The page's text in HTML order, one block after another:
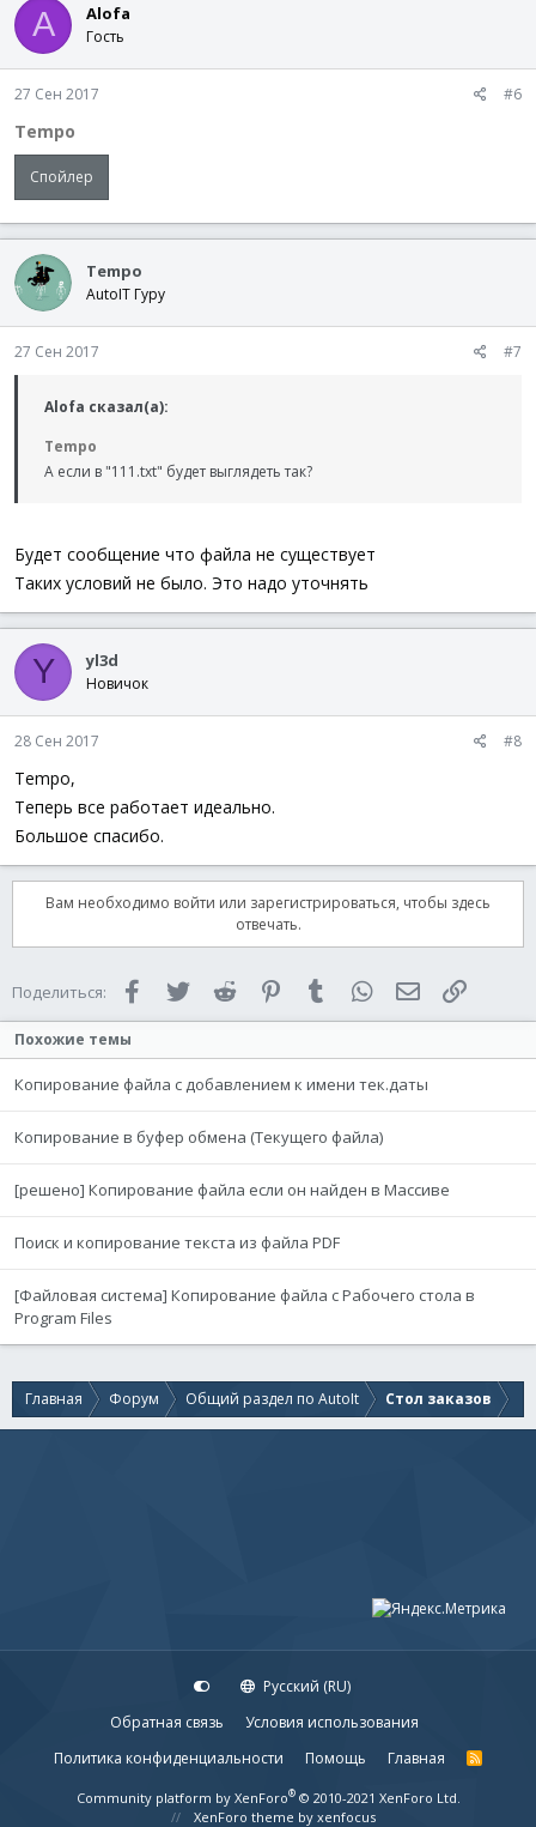
A Alofa
Гость
27 Сен 2017 #6
Tempo
Спойлер
Tempo
AutoIT Гуру
27 Сен 2017 #7
Alofa сказал(а):
Tempo
А если в "111.txt" будет выглядеть так?
Будет сообщение что файла не существует
Таких условий не было. Это надо уточнять
Y yl3d
Новичок
28 Сен 2017 #8
Tempo,
Теперь все работает идеально.
Большое спасибо.
Вам необходимо войти или зарегистрироваться, чтобы здесь
отвечать.
Поделиться: FacebookTwitter Reddit PinterestTumblr WhatsAppЭлектронная
Похожие темы
Копирование файла с добавлением к имени тек.даты
Копирование в буфер обмена (Текущего файла)
[решено] Копирование файла если он найден в Массиве
Поиск и копирование текста из файла PDF
[Файловая система] Копирование файла с Рабочего стола в
Program Files
Главная Форум Общий раздел по AutoIt Стол заказов
Русский (RU)
Обратная связь
Условия использования
Политика конфиденциальности
Помощь Главная
R
Community platform by XenForo® © 2010-2021 XenForo Ltd.
XenForo theme by xenfocus